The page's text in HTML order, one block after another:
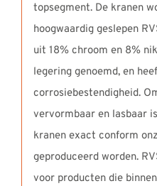
topsegment. De kranen
hoogwaardig geslepen
uit 18% chroom en 8%
legering genoemd, en
corrosiebestendigheid.
vervormbaar en lasbaar
kranen exact conform
geproduceerd worden.
voor producten die